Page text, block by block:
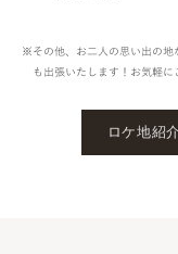
​※その他、お二人の思い出の地
も出張いたします！お気軽
ロケ地紹